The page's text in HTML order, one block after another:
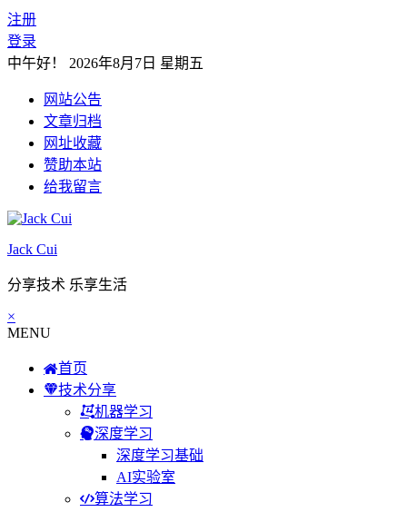
注册
登录
中午好！ 2026年8月7日 星期五
网站公告
文章归档
网址收藏
赞助本站
给我留言
Jack Cui
分享技术 乐享生活
×
MENU
首页
技术分享
机器学习
深度学习
深度学习基础
AI实验室
算法学习